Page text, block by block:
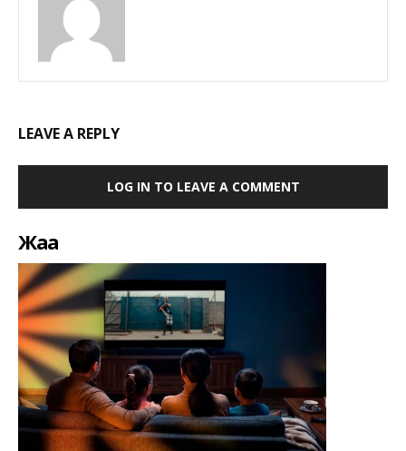
LEAVE A REPLY
LOG IN TO LEAVE A COMMENT
Жаңа